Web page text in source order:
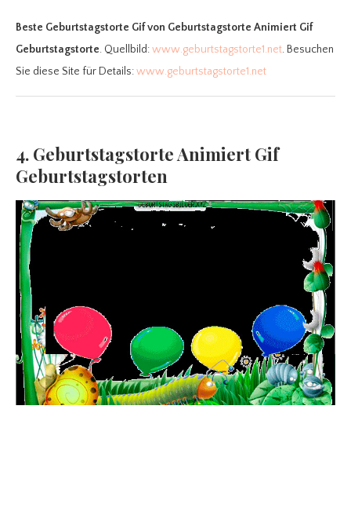
Beste Geburtstagstorte Gifvon Geburtstagstorte Animiert Gif
Geburtstagstorte. Quellbild:www.geburtstagstorte1.net. Besuchen
Sie diese Site für Details:www.geburtstagstorte1.net
4. Geburtstagstorte Animiert Gif
Geburtstagstorten